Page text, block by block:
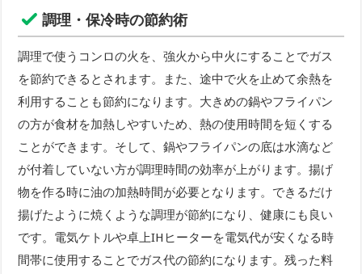
調理・保冷時の節約術
調理で使うコンロの火を、強火から中火にすることでガス
を節約できるとされます。また、途中で火を止めて余熱を
利用することも節約になります。大きめの鍋やフライパン
の方が食材を加熱しやすいため、熱の使用時間を短くする
ことができます。そして、鍋やフライパンの底は水滴など
が付着していない方が調理時間の効率が上がります。揚げ
物を作る時に油の加熱時間が必要となります。できるだけ
揚げたように焼くような調理が節約になり、健康にも良い
です。電気ケトルや卓上IHヒーターを電気代が安くなる時
間帯に使用することでガス代の節約になります。残った料